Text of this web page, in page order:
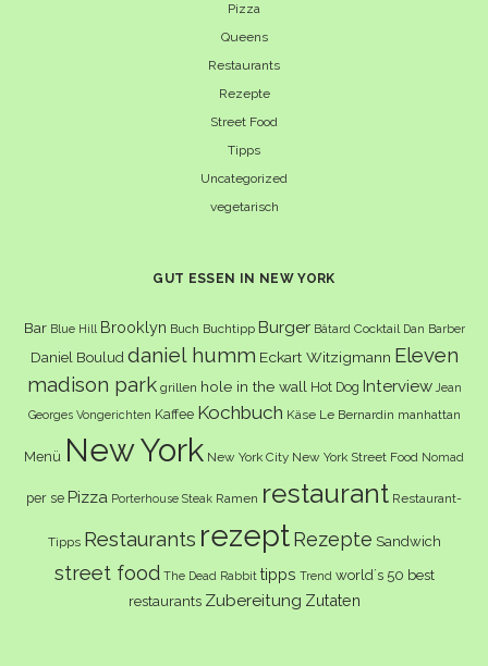
Pizza
Queens
Restaurants
Rezepte
Street Food
Tipps
Uncategorized
vegetarisch
GUT ESSEN IN NEW YORK
Bar Blue Hill Brooklyn Buch Buchtipp Burger Bâtard Cocktail Dan Barber
Daniel Boulud daniel humm Eckart Witzigmann Eleven
madison park grillen hole in the wall Hot Dog Interview Jean
Georges Vongerichten Kaffee Kochbuch Käse Le Bernardin manhattan
Menü New York New York City New York Street Food Nomad
per se Pizza Porterhouse Steak Ramen restaurant Restaurant-
Tipps Restaurants rezept Rezepte Sandwich
street food The Dead Rabbit tipps Trend world´s 50 best
restaurants Zubereitung Zutaten